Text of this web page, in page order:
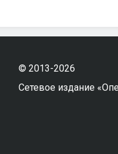
© 2013-2026
Сетевое издание